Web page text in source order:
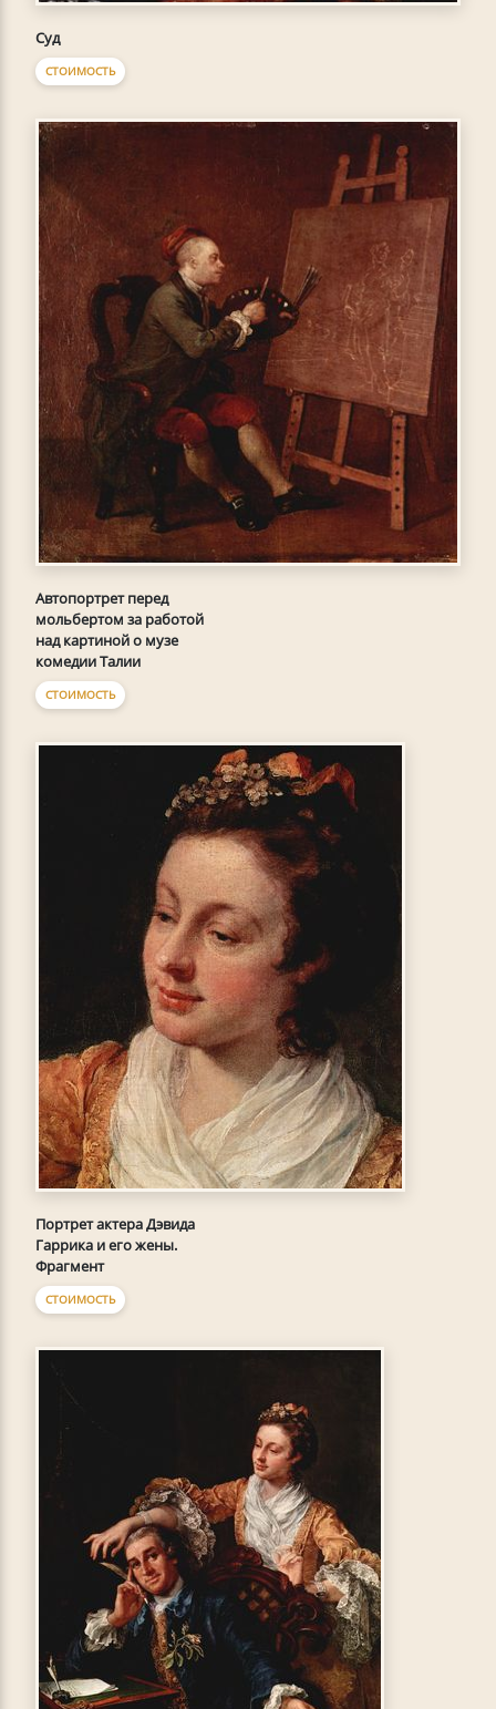
Суд
СТОИМОСТЬ
Автопортрет перед
мольбертом за работой
над картиной о музе
комедии Талии
СТОИМОСТЬ
Портрет актера Дэвида
Гаррика и его жены.
Фрагмент
СТОИМОСТЬ